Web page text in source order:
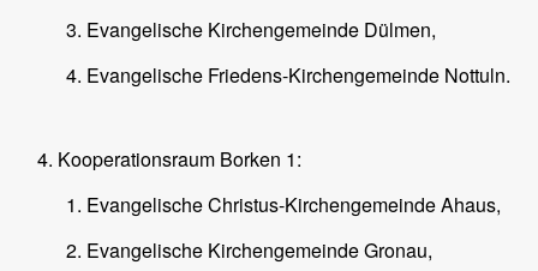
Evangelische Kirchengemeinde Dülmen,
Evangelische Friedens-Kirchengemeinde Nottuln.
Kooperationsraum Borken 1:
Evangelische Christus-Kirchengemeinde Ahaus,
Evangelische Kirchengemeinde Gronau,